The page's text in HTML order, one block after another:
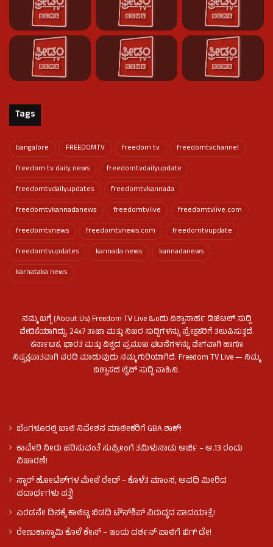
Tags
bangalore FREEDOMTV freedom tv
freedomtvchannel
freedom tv daily news
freedomtvdailyupdate
freedomtvdailyupdates
freedomtvkannada
freedomtvkannadanews
freedomtvlive
freedomtvlive.com
freedomtvnews
freedomtvnews.com
freedomtvupdate
freedomtvupdates
kannada news
kannadanews
karnataka news
ನಮ್ಮ ಬಗ್ಗೆ (About Us) Freedom TV Live ಒಂದು ವಿಶ್ವಾಸಾರ್ಹ ಡಿಜಿಟಲ್ ಸುದ್ದಿ
ವೇದಿಕೆಯಾಗಿದ್ದು, 24x7 ತಾಜಾ ಮತ್ತು ನಿಖರ ಸುದ್ದಿಗಳನ್ನು ಪ್ರೇಕ್ಷಕರಿಗೆ ತಲುಪಿಸುತ್ತದೆ.
ಕರ್ನಾಟಕ, ಭಾರತ ಮತ್ತು ವಿಶ್ವದ ಪ್ರಮುಖ ಘಟನೆಗಳನ್ನು ವೇಗವಾಗಿ ಹಾಗೂ
ನಿಷ್ಪಕ್ಷಪಾತವಾಗಿ ವರದಿ ಮಾಡುವುದು ನಮ್ಮ ಗುರಿಯಾಗಿದೆ. Freedom TV Live — ನಿಮ್ಮ
ವಿಶ್ವಾಸದ ಲೈವ್ ಸುದ್ದಿ ವಾಹಿನಿ.
ಬೆಂಗಳೂರಲ್ಲಿ ಖಾಲಿ ನಿವೇಶನ ಮಾಲೀಕರಿಗೆ GBA ಶಾಕ್!
ಕಾವೇರಿ ನೀರು ಹರಿಸುವಂತೆ ಸುಪ್ರೀಂಗೆ ತಮಿಳುನಾಡು ಅರ್ಜಿ – ಆ.13 ರಂದು
ವಿಚಾರಣೆ!
ಸ್ಟಾರ್ ಹೋಟೆಲ್​​​ಗಳ ಮೇಲೆ ರೇಡ್ – ಕೊಳೆತ ಮಾಂಸ, ಅವಧಿ ಮೀರಿದ
ಪದಾರ್ಥಗಳು ಪತ್ತೆ!
ಎರಡನೇ ದಿನಕ್ಕೆ ಕಾಲಿಟ್ಟ ಬಿಡದಿ ಟೌನ್​ಶಿಪ್ ವಿರುದ್ಧದ ಪಾದಯಾತ್ರೆ!
ರೇಣುಕಾಸ್ವಾಮಿ ಕೊಲೆ‌ ಕೇಸ್​ – ಇಂದು ದರ್ಶನ್ ಪಾಲಿಗೆ ಬಿಗ್ ಡೇ!